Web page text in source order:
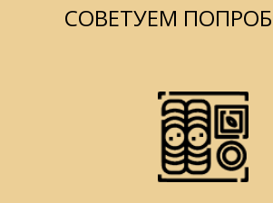
СОВЕТУЕМ